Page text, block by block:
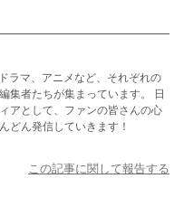
ラマ、アニメなど、それぞれの
集者たちが集まっています。 日
アとして、ファンの皆さんの心
どん発信していきます！
この記事に関して報告する